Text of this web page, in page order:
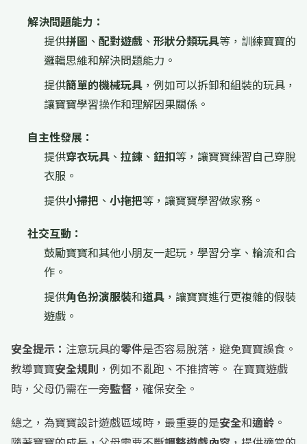
解決問題能力：
提供拼圖 、 配對遊戲 、 形狀分類玩具等，訓練寶寶的
邏輯思維和解決問題能力。
提供簡單的機械玩具 ，例如可以拆卸和組裝的玩具，
讓寶寶學習操作和理解因果關係。
自主性發展：
提供穿衣玩具 、 拉鍊 、 鈕扣等，讓寶寶練習自己穿脫
衣服。
提供小掃把 、 小拖把等，讓寶寶學習做家務。
社交互動：
鼓勵寶寶和其他小朋友一起玩，學習分享、輪流和合
作。
提供角色扮演服裝和道具 ，讓寶寶進行更複雜的假裝
遊戲。
安全提示： 注意玩具的零件是否容易脫落，避免寶寶誤食。
教導寶寶安全規則 ，例如不亂跑、不推擠等。 在寶寶遊戲
時，父母仍需在一旁監督 ，確保安全。
總之，為寶寶設計遊戲區域時，最重要的是安全和適齡 。